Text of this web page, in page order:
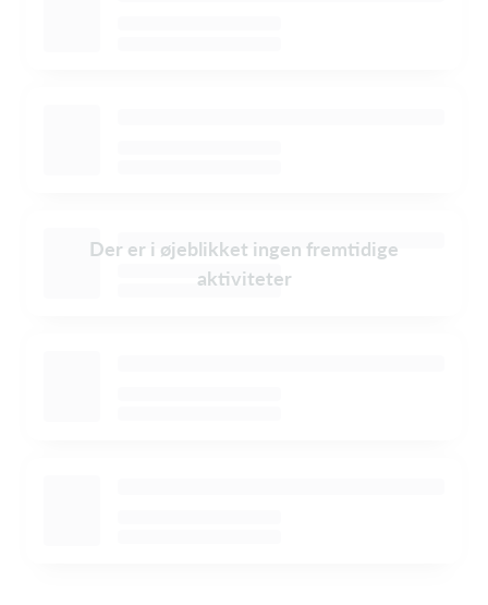
Der er i øjeblikket ingen fremtidige
aktiviteter